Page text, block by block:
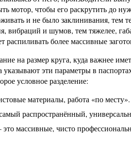
мотор, чтобы его раскрутить до
и не было заклинивания, тем
вибраций и шумов, тем тяжелее,
распиливать более массивные
на размер круга, куда важнее
указывают эти параметры в
условное разделение:
материалы, работа «по месту».
распространённый,
массивные, чисто